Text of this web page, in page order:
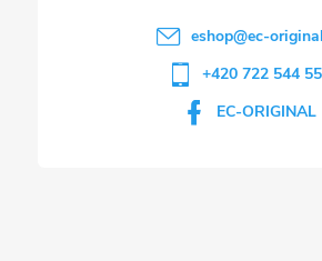
eshop@ec-
+420 722 544
EC-ORIGINAL